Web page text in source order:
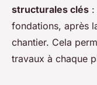
structurales clés :
fondations, après
chantier. Cela
travaux à chaque